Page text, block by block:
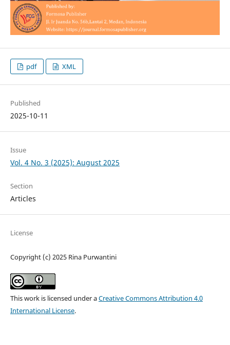
pdf XML
Published
2025-10-11
Issue
Vol. 4 No. 3 (2025): August 2025
Section
Articles
License
Copyright (c) 2025 Rina Purwantini
This work is licensed under aCreative Commons Attribution 4.0
International License.